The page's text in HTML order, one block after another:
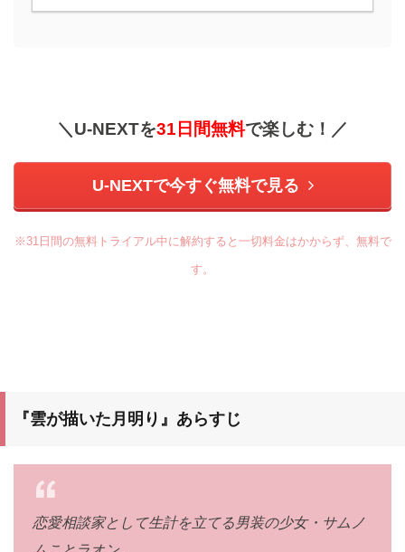
＼U-NEXTを31日間無料で楽しむ！／
U-NEXTで今すぐ無料で見る
※31日間の無料トライアル中に解約すると一切料金はかからず、無料で
す。
『雲が描いた月明り』あらすじ
恋愛相談家として生計を立てる男装の少女・サムノ